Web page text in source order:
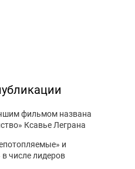
фильмом названа
Ксавье Леграна
и
числе лидеров